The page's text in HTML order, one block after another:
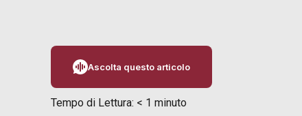
Ascolta questo articolo
Tempo di Lettura: < 1 minuto